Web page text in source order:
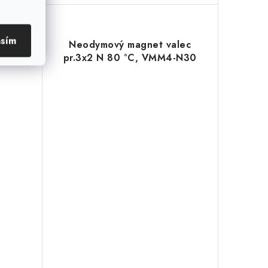
Neodymový magnet valec
pr.3x2 N 80 °C, VMM4-N30